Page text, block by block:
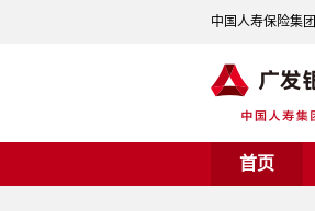
中国人寿保险集团
首页